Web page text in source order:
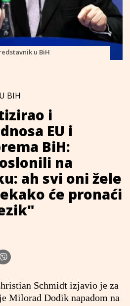
u BiH
BIH
i
EU i
BiH:
na
ah svi oni žele
će pronaći
Schmidt izjavio je za
Milorad Dodik napadom na